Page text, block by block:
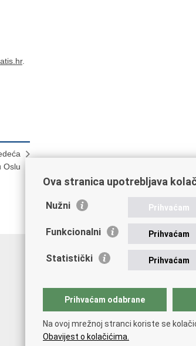
.
Oslu
Ova stranica upotrebljava
Nužni Prihvaćam
Funkcionalni Prihvaćam
Statistički Prihvaćam
Prihvaćam odabrane
Na ovoj mrežnoj stranci koriste se
Obavijest o kolačićima.